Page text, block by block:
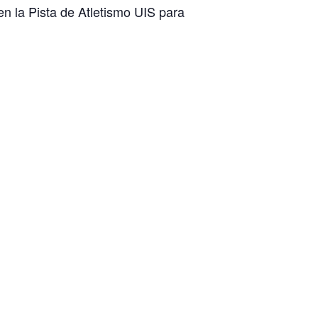
la Pista de Atletismo UIS para